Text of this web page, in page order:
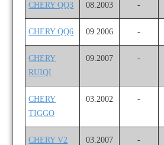
CHERY QQ3 08.2003 -
CHERY QQ6 09.2006 -
CHERY
RUIQI
09.2007 -
CHERY
TIGGO
03.2002 -
CHERY V2 03.2007 -